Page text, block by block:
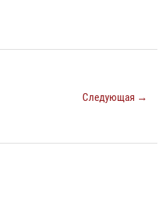
Следующая →